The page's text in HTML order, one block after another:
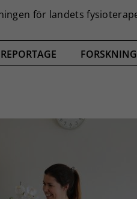
REPORTAGE FORSKNING